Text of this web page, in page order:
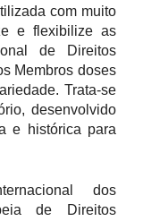
com muito
e flexibilize as
de Direitos
Membros doses
Trata-se
desenvolvido
e histórica para
dos
de Direitos